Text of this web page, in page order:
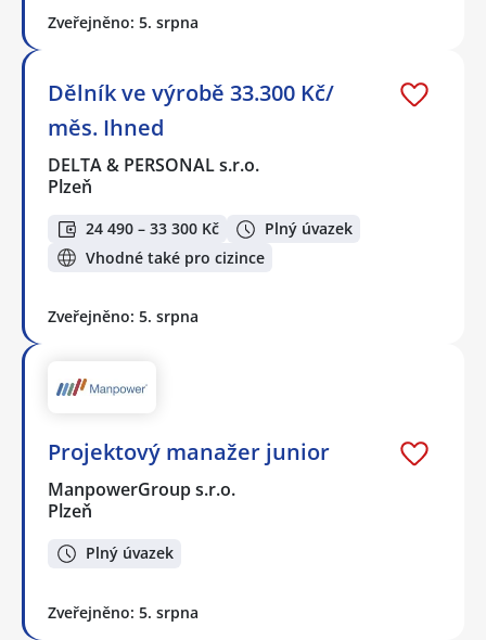
Zveřejněno: 5. srpna
Dělník ve výrobě 33.300 Kč/
měs. Ihned
DELTA & PERSONAL s.r.o.
Plzeň
24 490 – 33 300 Kč
Plný úvazek
Vhodné také pro cizince
Zveřejněno: 5. srpna
Projektový manažer junior
ManpowerGroup s.r.o.
Plzeň
Plný úvazek
Zveřejněno: 5. srpna